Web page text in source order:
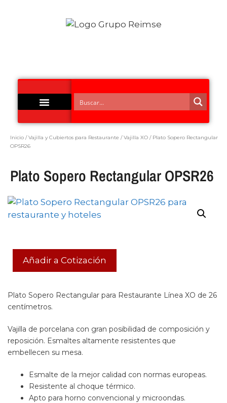
Inicio /Vajilla y Cubiertos para Restaurante /Vajilla XO / Plato Sopero Rectangular
OPSR26
Plato Sopero Rectangular OPSR26
Añadir a Cotización
Plato Sopero Rectangular para Restaurante Línea XO de 26
centímetros.
Vajilla de porcelana con gran posibilidad de composición y
reposición. Esmaltes altamente resistentes que
embellecen su mesa.
Esmalte de la mejor calidad con normas europeas.
Resistente al choque térmico.
Apto para horno convencional y microondas.